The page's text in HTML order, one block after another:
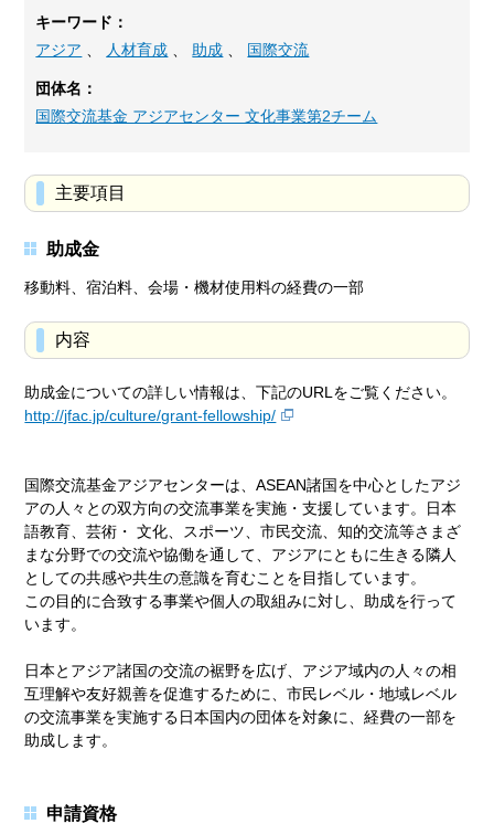
キーワード：
アジア
人材育成 助成 国際交流
団体名：
国際交流基金 アジアセンター 文化事業第2チーム
主要項目
助成金
移動料、宿泊料、会場・機材使用料の経費の一部
内容
助成金についての詳しい情報は、下記のURLをご覧ください。
http://jfac.jp/culture/grant-fellowship/
国際交流基金アジアセンターは、ASEAN諸国を中心としたアジ
アの人々との双方向の交流事業を実施・支援しています。日本
語教育、芸術・ 文化、スポーツ、市民交流、知的交流等さまざ
まな分野での交流や協働を通して、アジアにともに生きる隣人
としての共感や共生の意識を育むことを目指しています。
この目的に合致する事業や個人の取組みに対し、助成を行って
います。
日本とアジア諸国の交流の裾野を広げ、アジア域内の人々の相
互理解や友好親善を促進するために、市民レベル・地域レベル
の交流事業を実施する日本国内の団体を対象に、経費の一部を
助成します。
申請資格